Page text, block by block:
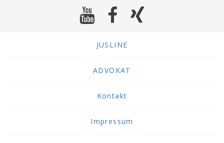
JUSLINE
ADVOKAT
Kontakt
Impressum